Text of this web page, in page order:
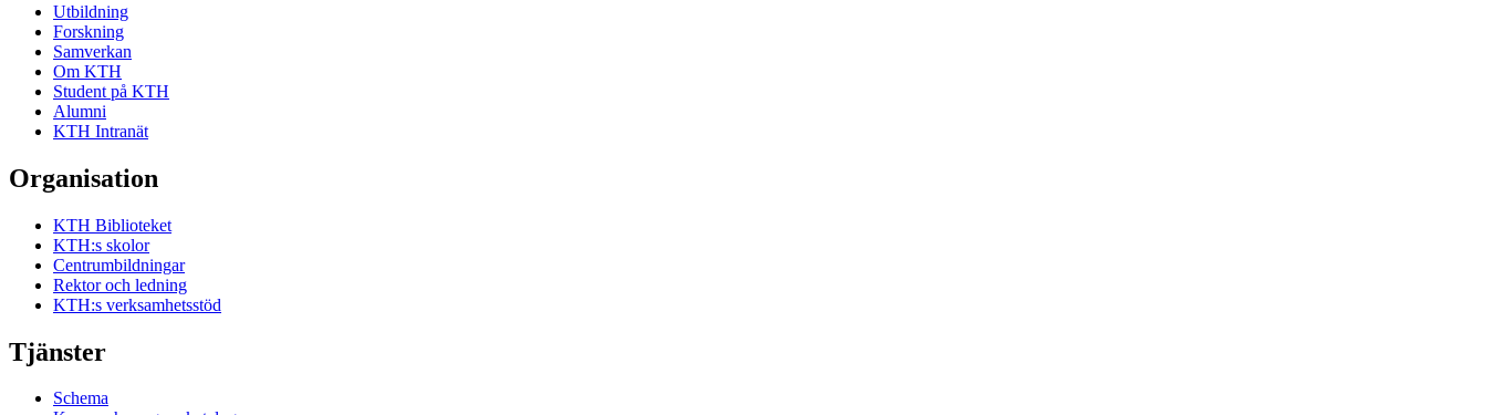
Utbildning
Forskning
Samverkan
Om KTH
Student på KTH
Alumni
KTH Intranät
Organisation
KTH Biblioteket
KTH:s skolor
Centrumbildningar
Rektor och ledning
KTH:s verksamhetsstöd
Tjänster
Schema